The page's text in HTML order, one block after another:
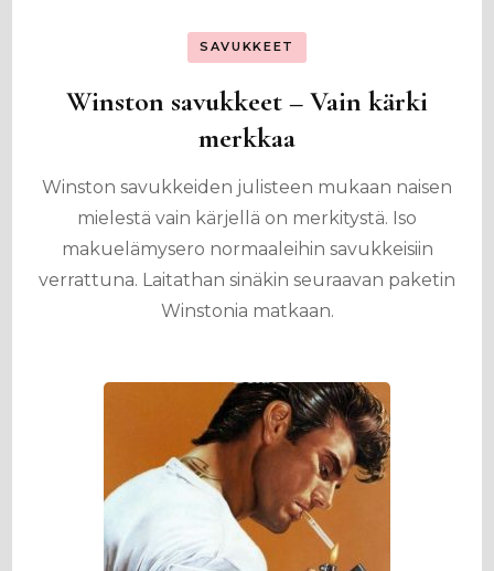
SAVUKKEET
Winston savukkeet – Vain kärki
merkkaa
Winston savukkeiden julisteen mukaan naisen
mielestä vain kärjellä on merkitystä. Iso
makuelämysero normaaleihin savukkeisiin
verrattuna. Laitathan sinäkin seuraavan paketin
Winstonia matkaan.